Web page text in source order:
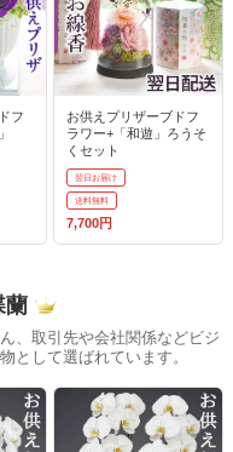
フ
お供えプリザーブドフ
ラワー+「和遊」ろうそ
くセット
翌日お届け
送料無料
7,700円
蘭
、取引先や会社関係などビジ
として選ばれています。